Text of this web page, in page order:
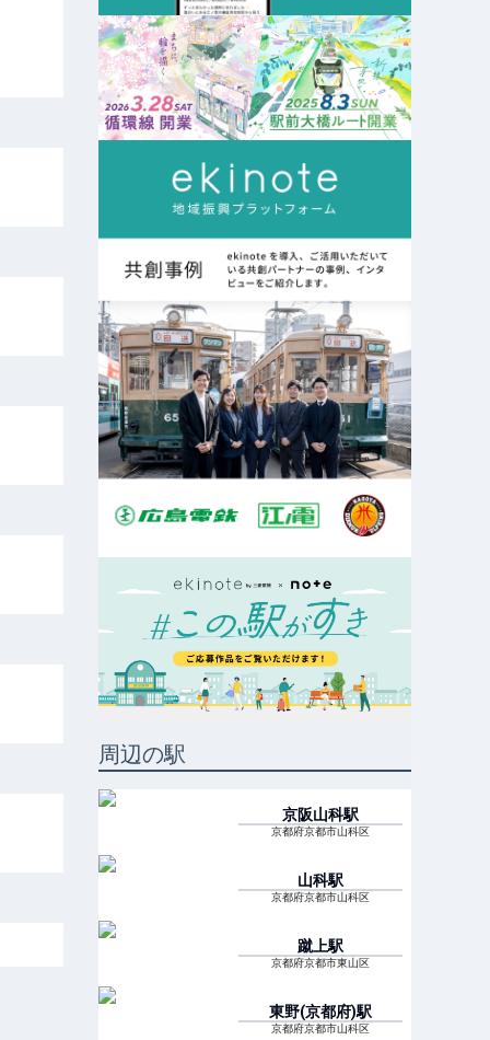
周辺の駅
京阪山科駅
京都府京都市山科区
山科駅
京都府京都市山科区
蹴上駅
京都府京都市東山区
東野(京都府)駅
京都府京都市山科区